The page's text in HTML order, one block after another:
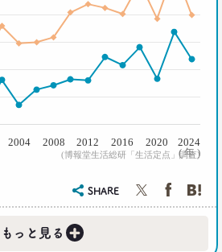
ヤー･伊織もえさんに聞く 仮装とは
スプレイヤー｣の世界
/コピーライター
司･ラーメン離れ｣
( 年 )
(博報堂生活総研「生活定点」調査)
2004 2008 2012 2016 2020 2024
SHARE
もっと見る +